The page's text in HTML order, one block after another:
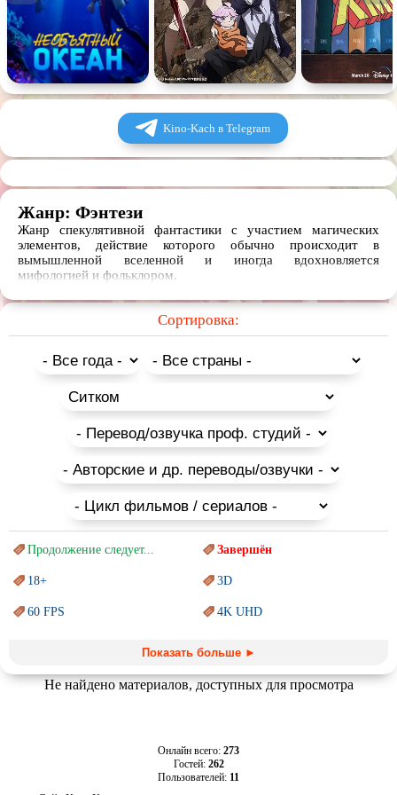
Kino-Kach в Telegram
Жанр: Фэнтези
Жанр спекулятивной фантастики с участием магических
элементов, действие которого обычно происходит в
вымышленной вселенной и иногда вдохновляется
мифологией и фольклором.
Сортировка:
Продолжение следует... Завершён
18+ 3D
60 FPS 4K UHD
Marvel PIXAR
Антиутопия
Показать больше ►
Не найдено материалов, доступных для просмотра
Онлайн всего: 273
Гостей: 262
Пользователей: 11